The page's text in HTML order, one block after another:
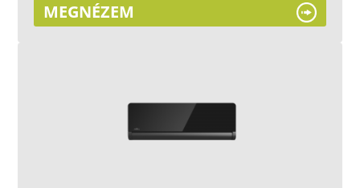
MEGNÉZEM